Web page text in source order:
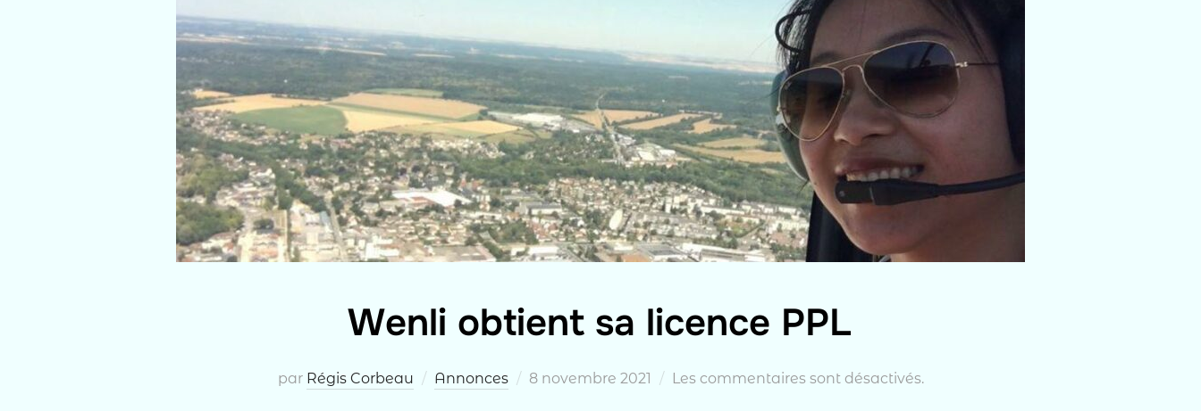
Wenli obtient sa licence PPL
par Régis Corbeau Annonces
Publié
8 novembre 2021 Les commentaires sont désactivés.